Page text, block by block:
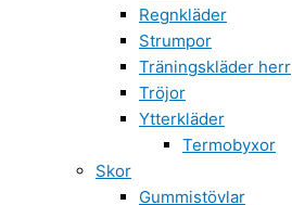
Regnkläder
Strumpor
Träningskläder herr
Tröjor
Ytterkläder
Termobyxor
Skor
Gummistövlar